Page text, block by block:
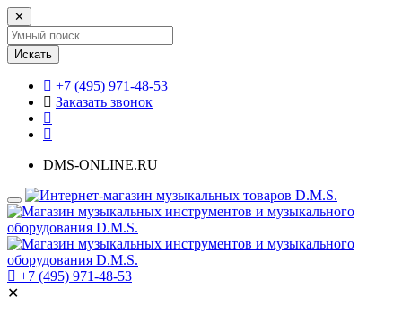
✕
Искать
+7 (495) 971-48-53
Заказать звонок
DMS-ONLINE.RU
+7 (495) 971-48-53
✕